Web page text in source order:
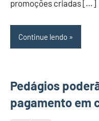
promoções criadas […]
Continue lendo
Pedágios
pagamento em